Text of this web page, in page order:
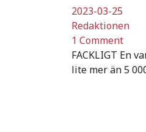
2023-03-25
Redaktionen
1 Comment
FACKLIGT En
lite mer än 5